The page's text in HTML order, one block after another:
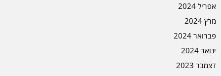
אפריל 2024
מרץ 2024
פברואר 2024
ינואר 2024
דצמבר 2023